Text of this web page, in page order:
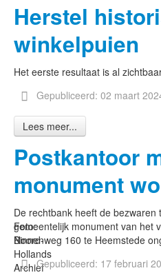
Herstel
winkelpuien
Het eerste resultaat is al
Gepubliceerd: 02 maart
Lees meer...
Postkantoor
monument
Foto:
Noord-
Hollands
Archief
De rechtbank heeft de bezwaren
gemeentelijk monument van het
Binnenweg 160 te Heemstede
Gepubliceerd: 17 februari